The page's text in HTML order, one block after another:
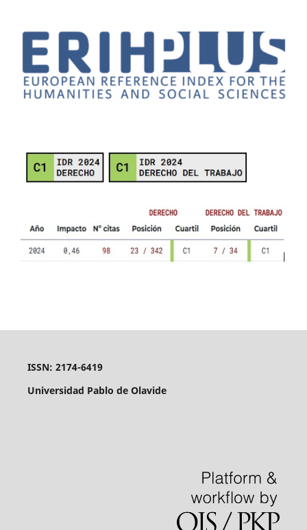
ISSN: 2174-6419
Universidad Pablo de Olavide